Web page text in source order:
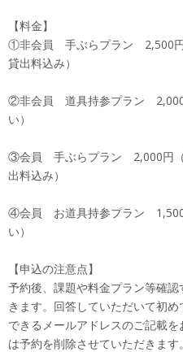
【料金】
①非会員 手ぶらプラン 2,500円
貸出料込み）
②非会員 道具持参プラン 2,000
い）
③会員 手ぶらプラン 2,000円（
出料込み）
④会員 お道具持参プラン 1,500
い）
【申込の注意点】
予約後、課題や料金プラン等確
きます。回答していただいて初
できるメールアドレスのご記載
は予約を削除させていただきます